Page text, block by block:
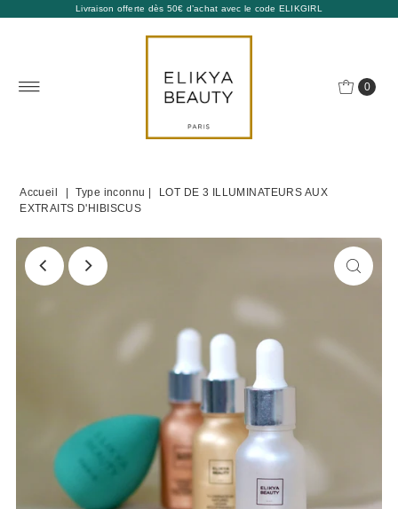
Livraison offerte dès 50€ d’achat avec le code ELIKGIRL
0
Accueil | Type inconnu |
LOT DE 3 ILLUMINATEURS AUX
EXTRAITS D'HIBISCUS